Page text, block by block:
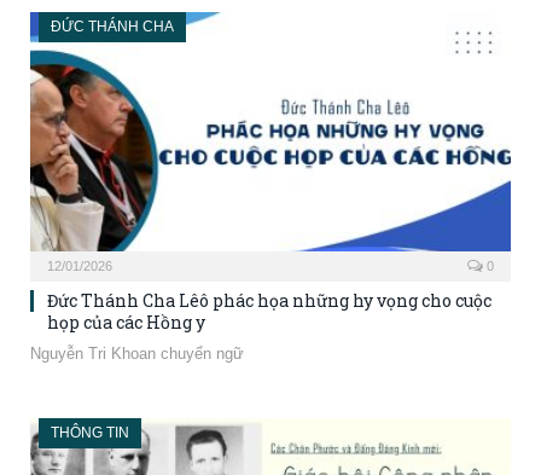
ĐỨC THÁNH CHA
12/01/2026 0
Đức Thánh Cha Lêô phác họa những hy vọng cho cuộc
họp của các Hồng y
Nguyễn Tri Khoan chuyển ngữ
THÔNG TIN